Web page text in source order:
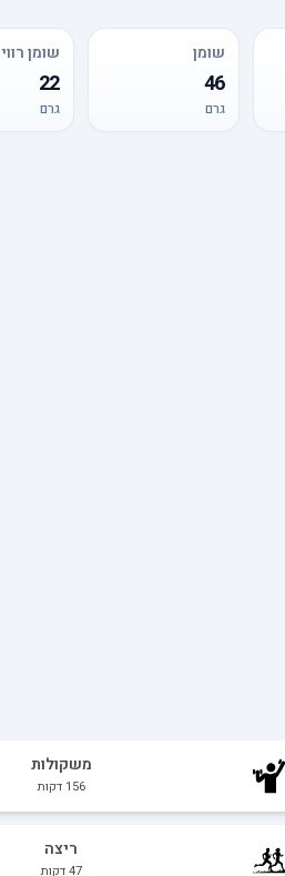
שומן
46
גרם
שומן רווי
22
גרם
משקולות
156 דקות
ריצה
47דקות